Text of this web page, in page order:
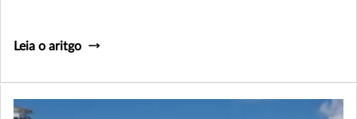
Leia o aritgo